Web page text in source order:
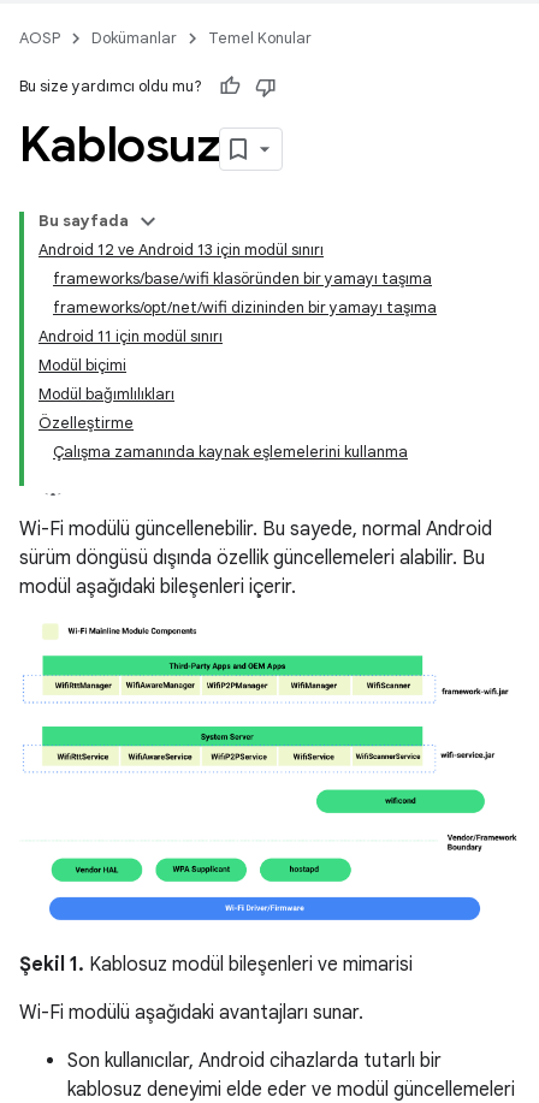
AOSP Dokümanlar Temel Konular
Bu size yardımcı oldu mu?
Kablosuz
Bu sayfada
Android 12 ve Android 13 için modül sınırı
frameworks/base/wifi klasöründen bir yamayı taşıma
frameworks/opt/net/wifi dizininden bir yamayı taşıma
Android 11 için modül sınırı
Modül biçimi
Modül bağımlılıkları
Özelleştirme
Çalışma zamanında kaynak eşlemelerini kullanma
Wi-Fi modülü güncellenebilir. Bu sayede, normal Android
sürüm döngüsü dışında özellik güncellemeleri alabilir. Bu
modül aşağıdaki bileşenleri içerir.
Şekil 1. Kablosuz modül bileşenleri ve mimarisi
Wi-Fi modülü aşağıdaki avantajları sunar.
Son kullanıcılar, Android cihazlarda tutarlı bir
kablosuz deneyimi elde eder ve modül güncellemeleri